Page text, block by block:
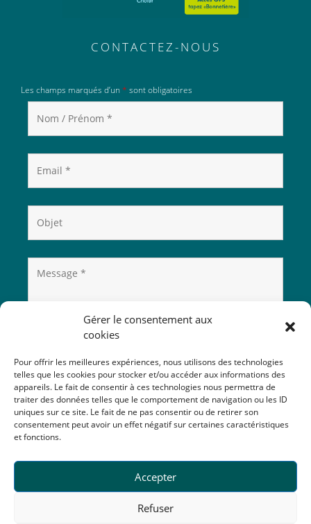
Gérer le consentement aux
cookies
Pour offrir les meilleures expériences, nous utilisons des technologies
telles que les cookies pour stocker et/ou accéder aux informations des
appareils. Le fait de consentir à ces technologies nous permettra de
traiter des données telles que le comportement de navigation ou les ID
uniques sur ce site. Le fait de ne pas consentir ou de retirer son
consentement peut avoir un effet négatif sur certaines caractéristiques
et fonctions.
Accepter
Refuser
CONTACTEZ-NOUS
Les champs marqués d’un * sont obligatoires